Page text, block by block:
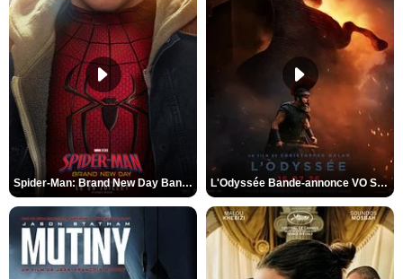
Spider-Man: Brand New Day Bande-annonce VO STFR L'Odyssée Bande-annonce VO STFR